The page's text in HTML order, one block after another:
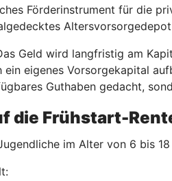
Förderinstrument für die
Geld wird langfristig am
eigenes Vorsorgekapital
Guthaben gedacht,
die Frühstart-
im Alter von 6 bis